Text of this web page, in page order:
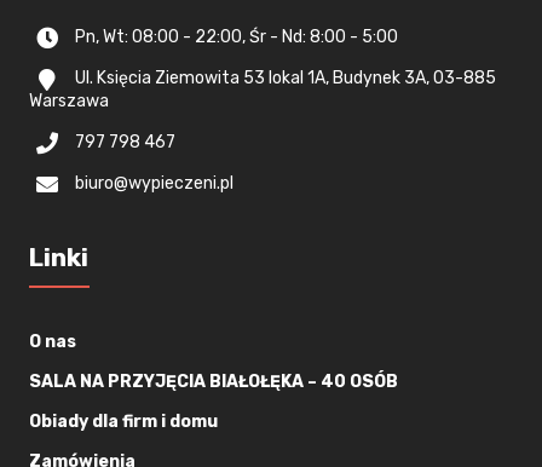
Pn, Wt: 08:00 - 22:00, Śr - Nd: 8:00 - 5:00
Ul. Księcia Ziemowita 53 lokal 1A, Budynek 3A, 03-885
Warszawa
797 798 467
biuro@wypieczeni.pl
Linki
O nas
SALA NA PRZYJĘCIA BIAŁOŁĘKA – 40 OSÓB
Obiady dla firm i domu
Zamówienia